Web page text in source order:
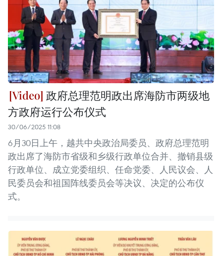
政府总理范明政出席海防市两级地
方政府运行公布仪式
30/06/2025 11:08
6月30日上午，越共中央政治局委员、政府总理范明
政出席了海防市省级和乡级行政单位合并、撤销县级
行政单位、成立党委组织、任命党委、人民议会、人
民委员会和祖国阵线委员会等决议、决定的公布仪
式。